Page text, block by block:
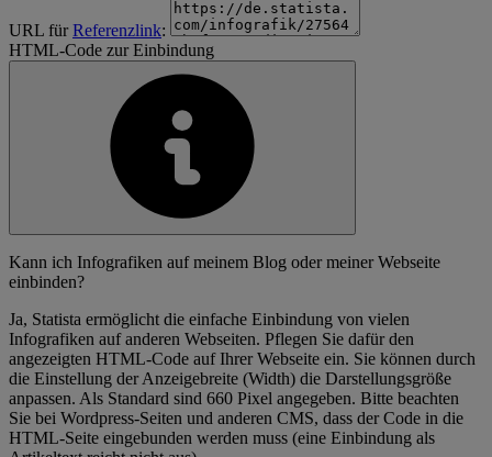
URL fürReferenzlink:
HTML-Code zur Einbindung
Kann ich Infografiken auf meinem Blog oder meiner Webseite
einbinden?
Ja, Statista ermöglicht die einfache Einbindung von vielen
Infografiken auf anderen Webseiten. Pflegen Sie dafür den
angezeigten HTML-Code auf Ihrer Webseite ein. Sie können durch
die Einstellung der Anzeigebreite (Width) die Darstellungsgröße
anpassen. Als Standard sind 660 Pixel angegeben. Bitte beachten
Sie bei Wordpress-Seiten und anderen CMS, dass der Code in die
HTML-Seite eingebunden werden muss (eine Einbindung als